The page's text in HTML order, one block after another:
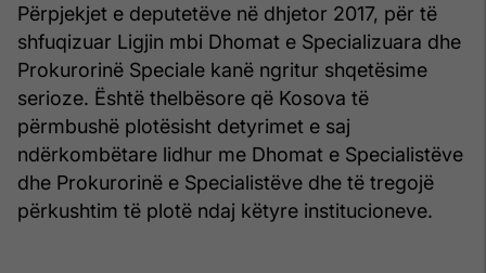
Përpjekjet e deputetëve në dhjetor 2017, për të
shfuqizuar Ligjin mbi Dhomat e Specializuara dhe
Prokurorinë Speciale kanë ngritur shqetësime
serioze. Është thelbësore që Kosova të
përmbushë plotësisht detyrimet e saj
ndërkombëtare lidhur me Dhomat e Specialistëve
dhe Prokurorinë e Specialistëve dhe të tregojë
përkushtim të plotë ndaj këtyre institucioneve.